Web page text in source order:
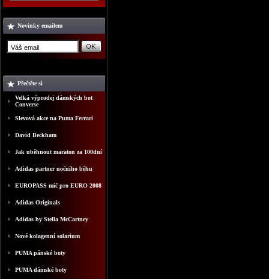
Novinky emailem
Přečtěte si
Velká výprodej dámských bot
Converse
Slevová akce na Puma Ferrari
David Beckham
Jak uběhnout maraton za 100dní
Adidas partner nočního běhu
EUROPASS mič pro EURO 2008
Adidas Originals
Adidas by Stella McCartney
Nové kolagenní solarium
PUMA pánské boty
PUMA dámské boty